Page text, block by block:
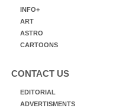
INFO+
ART
ASTRO
CARTOONS
CONTACT US
EDITORIAL
ADVERTISMENTS